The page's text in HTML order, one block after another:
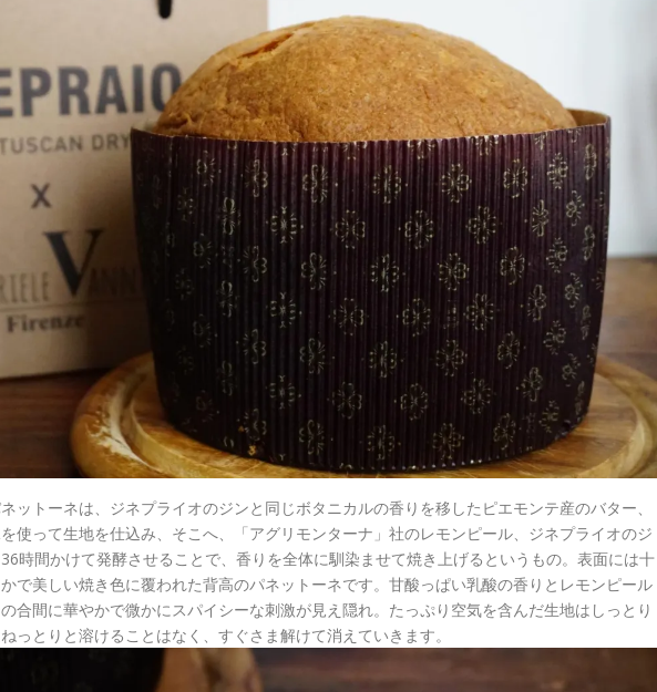
ットーネは、ジネプライオのジンと同じボタニカルの香りを移したピエモンテ産のバター、
使って生地を仕込み、そこへ、「アグリモンターナ」社のレモンピール、ジネプライオのジ
時間かけて発酵させることで、香りを全体に馴染ませて焼き上げるというもの。表面には十
で美しい焼き色に覆われた背高のパネットーネです。甘酸っぱい乳酸の香りとレモンピール
合間に華やかで微かにスパイシーな刺激が見え隠れ。たっぷり空気を含んだ生地はしっとり
っとりと溶けることはなく、すぐさま解けて消えていきます。